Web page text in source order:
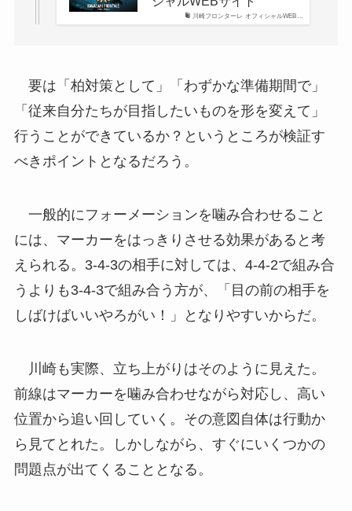
川崎フロンターレ オフィシャルWEB…
要は「柏対策として」「わずかな準備期間で」
「従来自分たちが目指したいものを形を変えて」
行うことができているか？というところが検証す
べきポイントとなるだろう。
一般的にフォーメーションを噛み合わせること
には、マーカーをはっきりさせる効果があると考
えられる。3-4-3の相手に対しては、4-4-2で組み合
うよりも3-4-3で組み合う方が、「目の前の相手を
しばけばいいやろがい！」となりやすいからだ。
川崎も実際、立ち上がりはそのように見えた。
前線はマーカーを噛み合わせながら対応し、高い
位置から追い回していく。その意図自体は行動か
ら見てとれた。しかしながら、すぐにいくつかの
問題点が出てくることとなる。